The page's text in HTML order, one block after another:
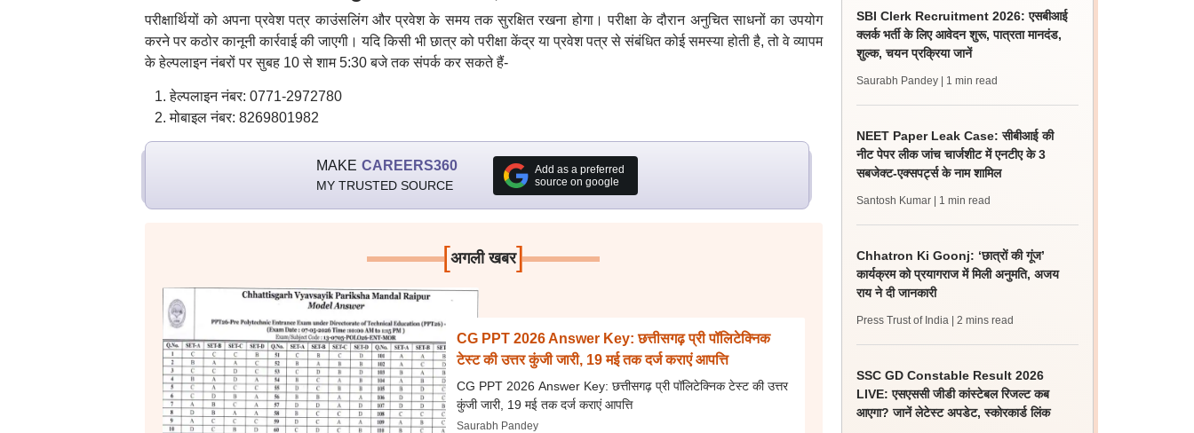
परीक्षार्थियों को अपना प्रवेश पत्र काउंसलिंग और प्रवेश के समय तक सुरक्षित रखना होगा। परीक्षा के दौरान अनुचित साधनों का उपयोग
करने पर कठोर कानूनी कार्रवाई की जाएगी। यदि किसी भी छात्र को परीक्षा केंद्र या प्रवेश पत्र से संबंधित कोई समस्या होती है, तो वे व्यापम
के हेल्पलाइन नंबरों पर सुबह 10 से शाम 5:30 बजे तक संपर्क कर सकते हैं-
हेल्पलाइन नंबर: 0771-2972780
मोबाइल नंबर: 8269801982
MAKE CAREERS360
MY TRUSTED SOURCE
Add as a preferred
source on google
[अगली खबर]
CG PPT 2026 Answer Key: छत्तीसगढ़ प्री पॉलिटेक्निक
टेस्ट की उत्तर कुंजी जारी, 19 मई तक दर्ज कराएं आपत्ति
CG PPT 2026 Answer Key: छत्तीसगढ़ प्री पॉलिटेक्निक टेस्ट की उत्तर
कुंजी जारी, 19 मई तक दर्ज कराएं आपत्ति
Saurabh Pandey
SBI Clerk Recruitment 2026: एसबीआई
क्लर्क भर्ती के लिए आवेदन शुरू, पात्रता मानदंड,
शुल्क, चयन प्रक्रिया जानें
Saurabh Pandey | 1 min read
NEET Paper Leak Case: सीबीआई की
नीट पेपर लीक जांच चार्जशीट में एनटीए के 3
सबजेक्ट-एक्सपर्ट्स के नाम शामिल
Santosh Kumar | 1 min read
Chhatron Ki Goonj: ‘छात्रों की गूंज’
कार्यक्रम को प्रयागराज में मिली अनुमति, अजय
राय ने दी जानकारी
Press Trust of India | 2 mins read
SSC GD Constable Result 2026
LIVE: एसएससी जीडी कांस्टेबल रिजल्ट कब
आएगा? जानें लेटेस्ट अपडेट, स्कोरकार्ड लिंक